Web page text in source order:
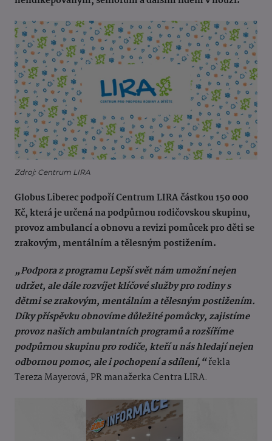
Zdroj: Centrum LIRA
Globus Liberec podpoří Centrum LIRA částkou 150 000
Kč, která je určená na podpůrnou rodičovskou skupinu,
provoz ambulancí a obnovu a revizi pomůcek pro děti se
zrakovým, mentálním a tělesným postižením.
„Podpora z programu Lepší svět nám umožní nejen
udržet, ale dále rozvíjet klíčové služby pro rodiny s
dětmi se zrakovým, mentálním a tělesným postižením.
Díky příspěvku obnovíme důležité pomůcky, zajistíme
provoz našich ambulantních programů a rozšíříme
podpůrnou skupinu pro rodiče, kteří u nás hledají nejen
odbornou pomoc, ale i pochopení a sdílení,“řekla
Tereza Mayerová, PR manažerka Centra LIRA.